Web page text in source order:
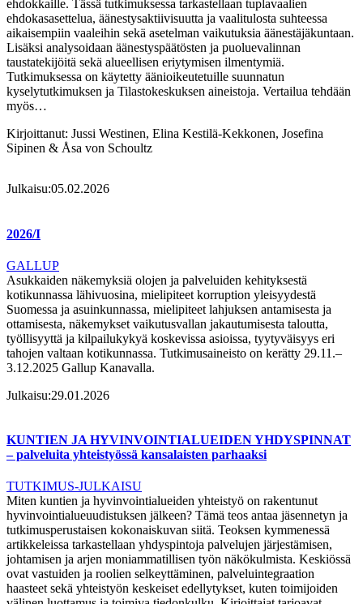
ehdokkaille. Tässä tutkimuksessa tarkastellaan tuplavaalien
ehdokasasettelua, äänestysaktiivisuutta ja vaalitulosta suhteessa
aikaisempiin vaaleihin sekä asetelman vaikutuksia äänestäjäkuntaan.
Lisäksi analysoidaan äänestyspäätösten ja puoluevalinnan
taustatekijöitä sekä alueellisen eriytymisen ilmentymiä.
Tutkimuksessa on käytetty äänioikeutetuille suunnatun
kyselytutkimuksen ja Tilastokeskuksen aineistoja. Vertailua tehdään
myös…
Kirjoittanut: Jussi Westinen, Elina Kestilä-Kekkonen, Josefina
Sipinen & Åsa von Schoultz
Julkaisu:05.02.2026
2026/I
GALLUP
Asukkaiden näkemyksiä olojen ja palveluiden kehityksestä
kotikunnassa lähivuosina, mielipiteet korruption yleisyydestä
Suomessa ja asuinkunnassa, mielipiteet lahjuksen antamisesta ja
ottamisesta, näkemykset vaikutusvallan jakautumisesta taloutta,
työllisyyttä ja kilpailukykyä koskevissa asioissa, tyytyväisyys eri
tahojen valtaan kotikunnassa. Tutkimusaineisto on kerätty 29.11.–
3.12.2025 Gallup Kanavalla.
Julkaisu:29.01.2026
KUNTIEN JA HYVINVOINTIALUEIDEN YHDYSPINNAT
– palveluita yhteistyössä kansalaisten parhaaksi
TUTKIMUS-JULKAISU
Miten kuntien ja hyvinvointialueiden yhteistyö on rakentunut
hyvinvointialueuudistuksen jälkeen? Tämä teos antaa jäsennetyn ja
tutkimusperustaisen kokonaiskuvan siitä. Teoksen kymmenessä
artikkeleissa tarkastellaan yhdyspintoja palvelujen järjestämisen,
johtamisen ja arjen moniammatillisen työn näkökulmista. Keskiössä
ovat vastuiden ja roolien selkeyttäminen, palveluintegraation
haasteet sekä yhteistyön keskeiset edellytykset, kuten toimijoiden